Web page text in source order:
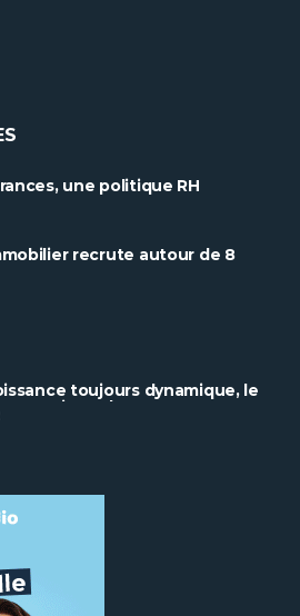
une politique RH
recrute autour de 8
toujours dynamique, le
continue de ......